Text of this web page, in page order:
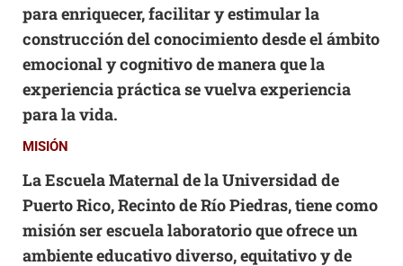
para enriquecer, facilitar y estimular la
construcción del conocimiento desde el ámbito
emocional y cognitivo de manera que la
experiencia práctica se vuelva experiencia
para la vida.
MISIÓN
La Escuela Maternal de la Universidad de
Puerto Rico, Recinto de Río Piedras, tiene como
misión ser escuela laboratorio que ofrece un
ambiente educativo diverso, equitativo y de